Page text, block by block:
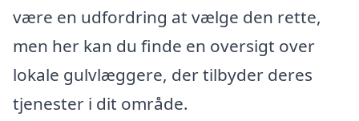
være en udfordring at vælge den rette,
men her kan du finde en oversigt over
lokale gulvlæggere, der tilbyder deres
tjenester i dit område.